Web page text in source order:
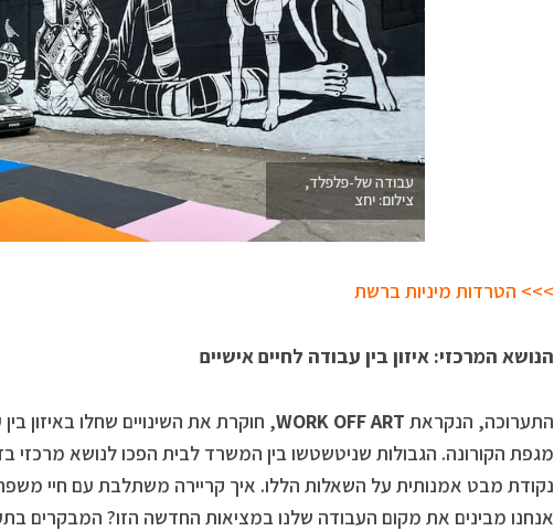
עבודה של-פלפלד,
צילום: יחצ
>>> הטרדות מיניות ברשת
הנושא המרכזי: איזון בין עבודה לחיים אישיים
התערוכה, הנקראת WORK OFF ART, חוקרת את השינויים שחלו באיזון
מגפת הקורונה. הגבולות שניטשטשו בין המשרד לבית הפכו לנושא מרכזי
נקודת מבט אמנותית על השאלות הללו. איך קריירה משתלבת עם חיי
אנחנו מבינים את מקום העבודה שלנו במציאות החדשה הזו? המבקרים